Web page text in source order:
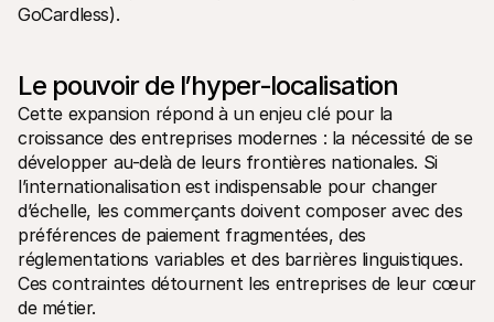
GoCardless).
Le pouvoir de l’hyper‑localisation
Cette expansion répond à un enjeu clé pour la
croissance des entreprises modernes : la nécessité de se
développer au-delà de leurs frontières nationales. Si
l’internationalisation est indispensable pour changer
d’échelle, les commerçants doivent composer avec des
préférences de paiement fragmentées, des
réglementations variables et des barrières linguistiques.
Ces contraintes détournent les entreprises de leur cœur
de métier.